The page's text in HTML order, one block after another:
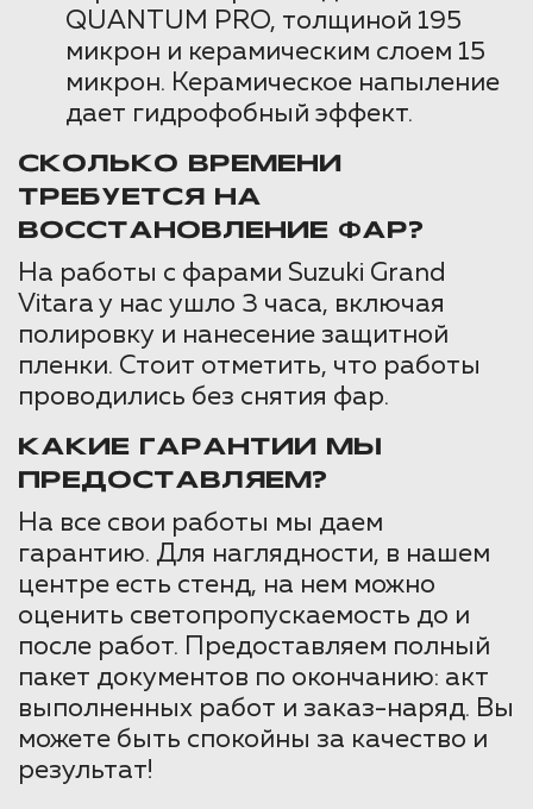
QUANTUM PRO, толщиной 195
микрон и керамическим слоем 15
микрон. Керамическое напыление
дает гидрофобный эффект.
СКОЛЬКО ВРЕМЕНИ
ТРЕБУЕТСЯ НА
ВОССТАНОВЛЕНИЕ ФАР?
На работы с фарами Suzuki Grand
Vitara у нас ушло 3 часа, включая
полировку и нанесение защитной
пленки. Стоит отметить, что работы
проводились без снятия фар.
КАКИЕ ГАРАНТИИ МЫ
ПРЕДОСТАВЛЯЕМ?
На все свои работы мы даем
гарантию. Для наглядности, в нашем
центре есть стенд, на нем можно
оценить светопропускаемость до и
после работ. Предоставляем полный
пакет документов по окончанию: акт
выполненных работ и заказ-наряд. Вы
можете быть спокойны за качество и
результат!